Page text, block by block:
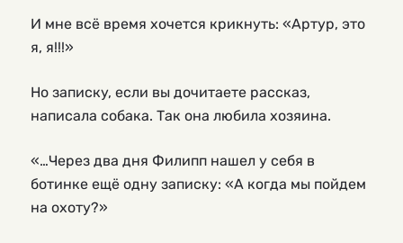
И мне всё время хочется крикнуть: «Артур, это
я, я!!!»
Но записку, если вы дочитаете рассказ,
написала собака. Так она любила хозяина.
«…Через два дня Филипп нашел у себя в
ботинке ещё одну записку: «А когда мы пойдем
на охоту?»